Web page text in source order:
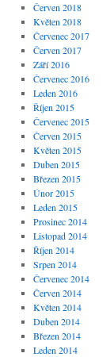
Červen 2018
Květen 2018
Červenec 2017
Červen 2017
Září 2016
Červenec 2016
Leden 2016
Říjen 2015
Červenec 2015
Červen 2015
Květen 2015
Duben 2015
Březen 2015
Únor 2015
Leden 2015
Prosinec 2014
Listopad 2014
Říjen 2014
Srpen 2014
Červenec 2014
Červen 2014
Květen 2014
Duben 2014
Březen 2014
Leden 2014